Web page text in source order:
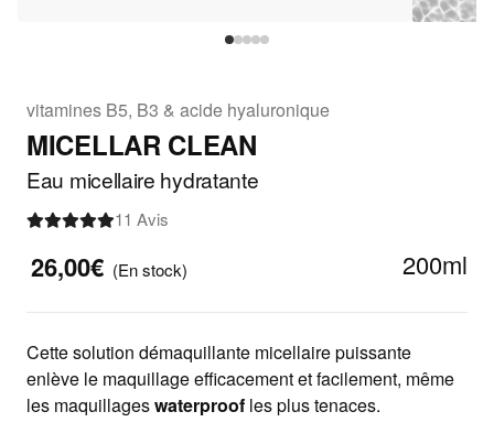
vitamines B5, B3 & acide hyaluronique
MICELLAR CLEAN
Eau micellaire hydratante
11 Avis
26,00€ 200ml
(En stock)
Cette solution démaquillante micellaire puissante
enlève le maquillage efficacement et facilement, même
les maquillageswaterproof les plus tenaces.